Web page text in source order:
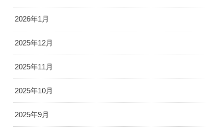
2026年1月
2025年12月
2025年11月
2025年10月
2025年9月